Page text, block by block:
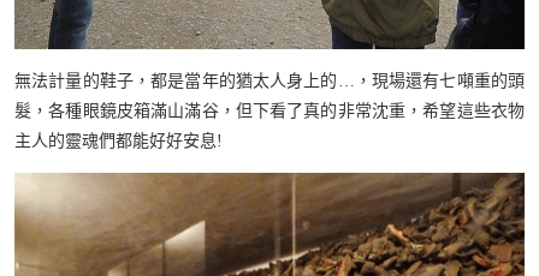
無法計量的鞋子，都是當年的猶太人身上的…，現場還有七噸重的頭
髮，各種眼鏡皮箱滿山滿谷，但下看了真的非常沈重，希望這些衣物
主人的靈魂們都能好好安息!